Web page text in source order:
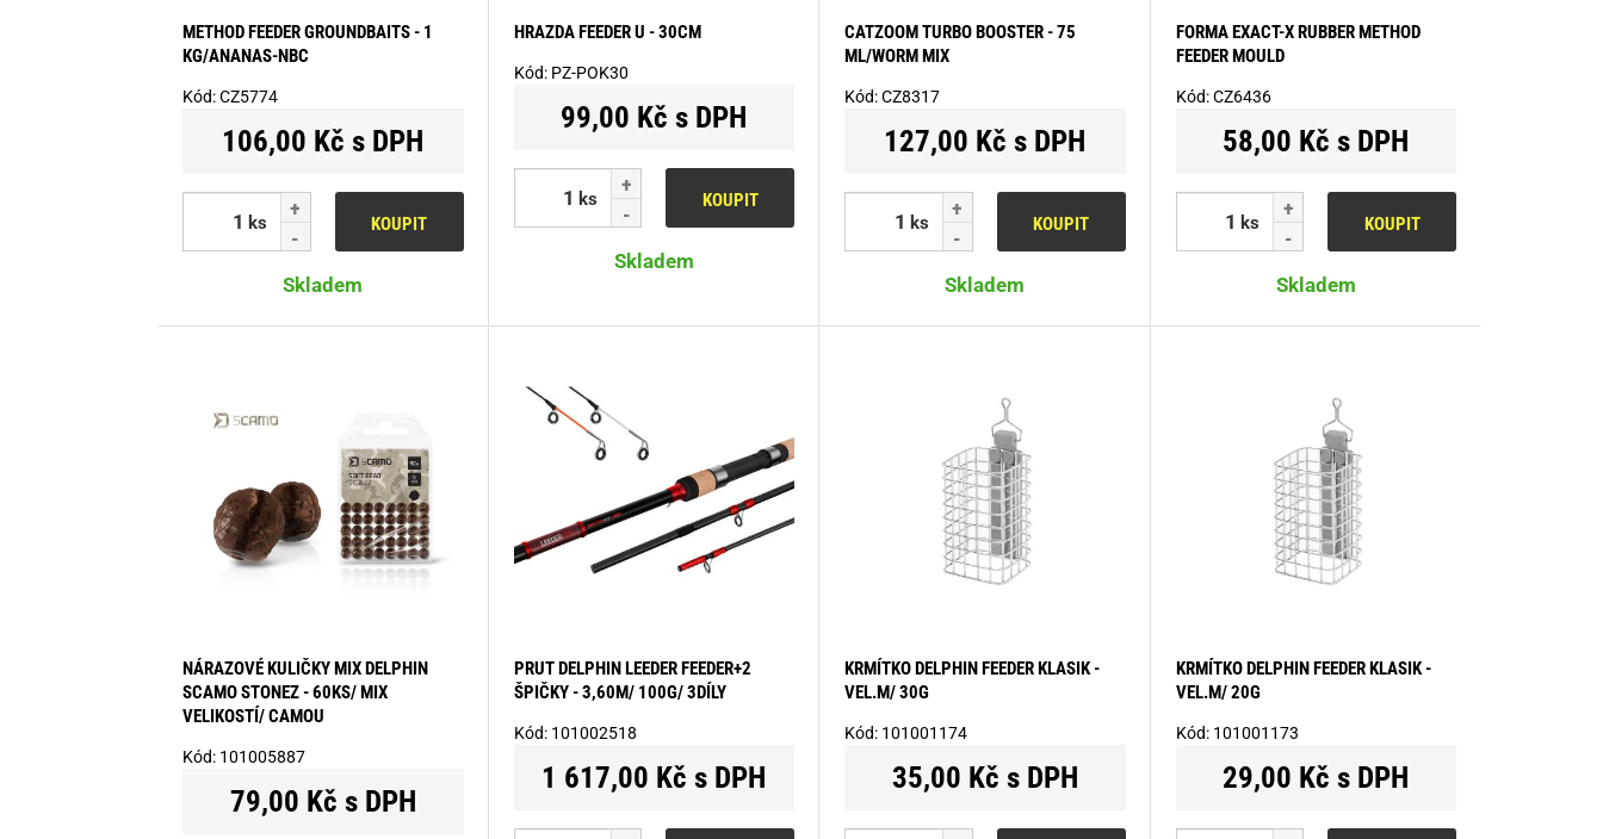
METHOD FEEDER GROUNDBAITS - 1
KG/ANANAS-NBC
Kód:CZ5774
106,00 Kč s DPH
ks KOUPIT
Skladem
HRAZDA FEEDER U - 30CM
Kód: PZ-POK30
99,00 Kč s DPH
ks KOUPIT
Skladem
CATZOOM TURBO BOOSTER - 75
ML/WORM MIX
Kód:CZ8317
127,00 Kč s DPH
ks KOUPIT
Skladem
FORMA EXACT-X RUBBER METHOD
FEEDER MOULD
Kód:CZ6436
58,00 Kč s DPH
ks KOUPIT
Skladem
NÁRAZOVÉ KULIČKY MIX DELPHIN
SCAMO STONEZ - 60KS/ MIX
VELIKOSTÍ/ CAMOU
Kód: 101005887
79,00 Kč s DPH
PRUT DELPHIN LEEDER FEEDER+2
ŠPIČKY - 3,60M/ 100G/ 3DÍLY
Kód: 101002518
1 617,00 Kč s DPH
KRMÍTKO DELPHIN FEEDER KLASIK -
VEL.M/ 30G
Kód: 101001174
35,00 Kč s DPH
KRMÍTKO DELPHIN FEEDER KLASIK -
VEL.M/ 20G
Kód: 101001173
29,00 Kč s DPH